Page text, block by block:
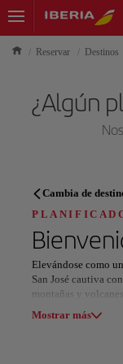
Reservar Destinos
¿Algún
Nuestros
Cambia de
Elevándose como
San José cautiva
montañas y
Esta dinámica
Mostrar más